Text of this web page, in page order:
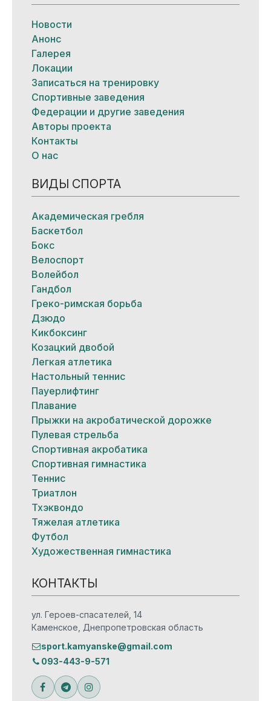
Новости
Анонс
Галерея
Локации
Записаться на тренировку
Спортивные заведения
Федерации и другие заведения
Авторы проекта
Контакты
О нас
ВИДЫ СПОРТА
Академическая гребля
Баскетбол
Бокс
Велоспорт
Волейбол
Гандбол
Греко-римская борьба
Дзюдо
Кикбоксинг
Козацкий двобой
Легкая атлетика
Настольный теннис
Пауерлифтинг
Плавание
Прыжки на акробатической дорожке
Пулевая стрельба
Спортивная акробатика
Спортивная гимнастика
Теннис
Триатлон
Тхэквондо
Тяжелая атлетика
Футбол
Художественная гимнастика
КОНТАКТЫ
ул. Героев-спасателей, 14
Каменское, Днепропетровская область
sport.kamyanske@gmail.com
093-443-9-571